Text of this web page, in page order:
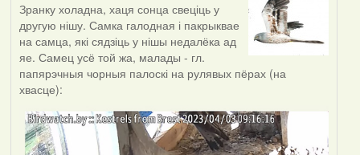
Зранку холадна, хаця сонца свеціць у
другую нішу. Самка галодная і пакрыквае
на самца, які сядзіць у нішы недалёка ад
яе. Самец усё той жа, малады - гл.
папярэчныя чорныя палоскі на рулявых пёрах (на
хвасце):